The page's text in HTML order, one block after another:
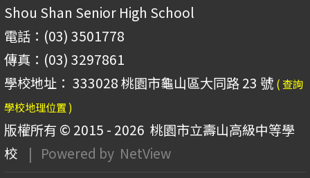
Shou Shan Senior High School
電話：(03) 3501778
傳真：(03) 3297861
學校地址： 333028 桃園市龜山區大同路 23 號 ( 查詢
學校地理位置 )
版權所有 © 2015 - 2026 桃園市立壽山高級中等學
校
| Powered by NetView